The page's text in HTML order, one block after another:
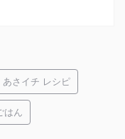
あさイチ レシピ
はん